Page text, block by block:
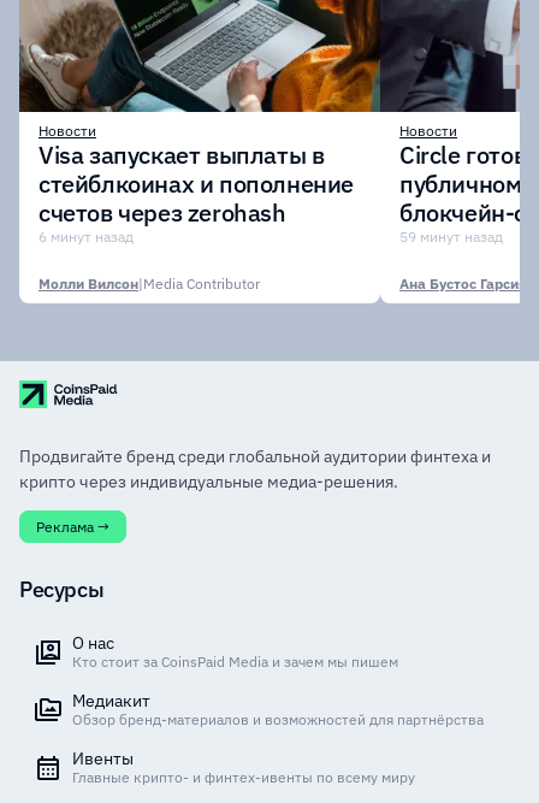
Новости
Visa запускает выплаты в
стейблкоинах и пополнение
счетов через zerohash
6 минут назад
Молли Вилсон|Media Contributor
Новости
Circle
публичному
блокчейн-
участии
59 минут назад
Ана Бустос Гарсия
Продвигайте бренд среди глобальной аудитории финтеха и
крипто через индивидуальные медиа-решения.
Реклама →
Ресурсы
О нас
Кто стоит за CoinsPaid Media и зачем мы пишем
Медиакит
Обзор бренд-материалов и возможностей для партнёрства
Ивенты
Главные крипто- и финтех-ивенты по всему миру